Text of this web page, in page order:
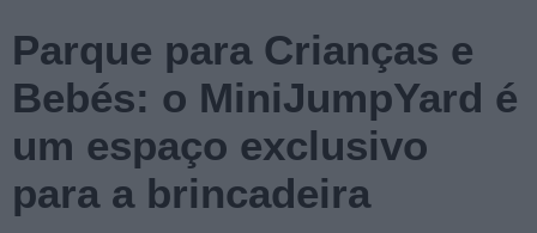
Parque para Crianças e
Bebés: o MiniJumpYard é
um espaço exclusivo
para a brincadeira